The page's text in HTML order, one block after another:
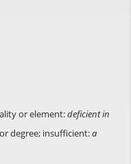
or element:deficient in
degree; insufficient:a